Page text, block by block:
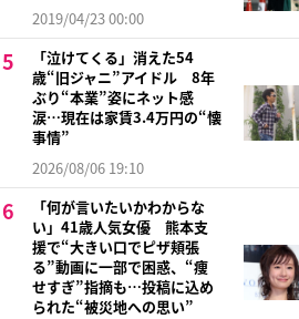
2019/04/23 00:00
「泣けてくる」消えた54
歳“旧ジャニ”アイドル 8年
ぶり“本業”姿にネット感
涙…現在は家賃3.4万円の“懐
事情”
2026/08/06 19:10
「何が言いたいかわからな
い」41歳人気女優 熊本支
援で“大きい口でピザ頬張
る”動画に一部で困惑、“痩
せすぎ”指摘も…投稿に込め
られた“被災地への思い”